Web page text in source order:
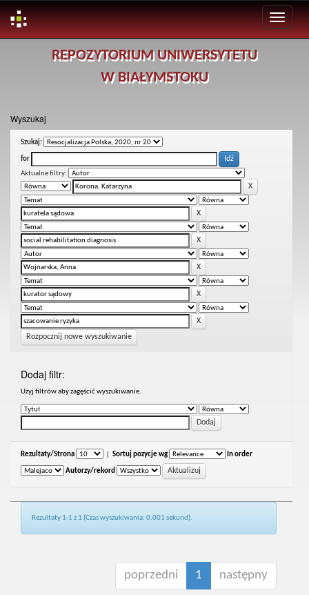
REPOZYTORIUM UNIWERSYTETU
W BIAŁYMSTOKU
Wyszukaj
Szukaj:
for
Aktualne filtry:
Rozpocznij nowe wyszukiwanie
Dodaj filtr:
Uzyj filtrów aby zagęścić wyszukiwanie.
Rezultaty/Strona Sortuj pozycje wg In order
Autorzy/rekord
Rezultaty 1-1 z 1 (Czas wyszukiwania: 0.001 sekund).
poprzedni 1 następny